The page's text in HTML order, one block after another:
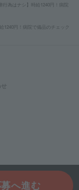
へ進む
行為はナシ】時給1240円！病院
1240円！病院で備品のチェック